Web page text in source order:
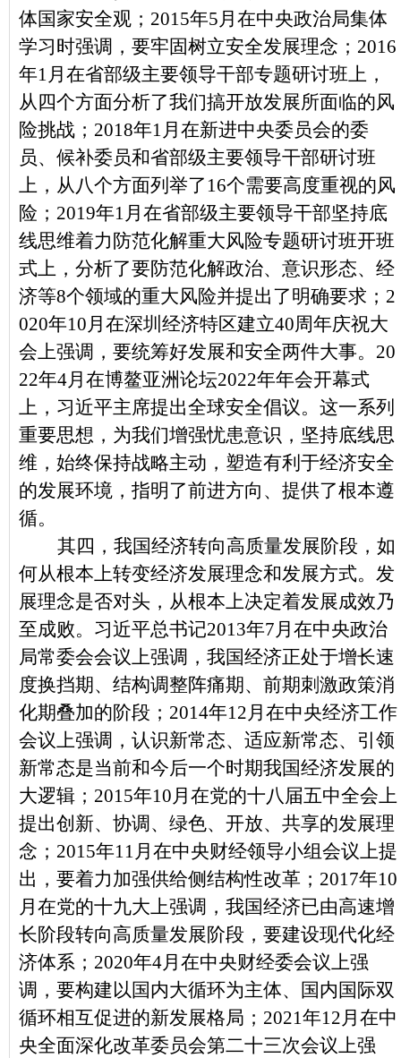
体国家安全观；2015年5月在中央政治局集体
学习时强调，要牢固树立安全发展理念；2016
年1月在省部级主要领导干部专题研讨班上，
从四个方面分析了我们搞开放发展所面临的风
险挑战；2018年1月在新进中央委员会的委
员、候补委员和省部级主要领导干部研讨班
上，从八个方面列举了16个需要高度重视的风
险；2019年1月在省部级主要领导干部坚持底
线思维着力防范化解重大风险专题研讨班开班
式上，分析了要防范化解政治、意识形态、经
济等8个领域的重大风险并提出了明确要求；2
020年10月在深圳经济特区建立40周年庆祝大
会上强调，要统筹好发展和安全两件大事。20
22年4月在博鳌亚洲论坛2022年年会开幕式
上，习近平主席提出全球安全倡议。这一系列
重要思想，为我们增强忧患意识，坚持底线思
维，始终保持战略主动，塑造有利于经济安全
的发展环境，指明了前进方向、提供了根本遵
循。
其四，我国经济转向高质量发展阶段，如
何从根本上转变经济发展理念和发展方式。发
展理念是否对头，从根本上决定着发展成效乃
至成败。习近平总书记2013年7月在中央政治
局常委会会议上强调，我国经济正处于增长速
度换挡期、结构调整阵痛期、前期刺激政策消
化期叠加的阶段；2014年12月在中央经济工作
会议上强调，认识新常态、适应新常态、引领
新常态是当前和今后一个时期我国经济发展的
大逻辑；2015年10月在党的十八届五中全会上
提出创新、协调、绿色、开放、共享的发展理
念；2015年11月在中央财经领导小组会议上提
出，要着力加强供给侧结构性改革；2017年10
月在党的十九大上强调，我国经济已由高速增
长阶段转向高质量发展阶段，要建设现代化经
济体系；2020年4月在中央财经委会议上强
调，要构建以国内大循环为主体、国内国际双
循环相互促进的新发展格局；2021年12月在中
央全面深化改革委员会第二十三次会议上强